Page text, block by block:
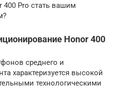
400 Pro стать вашим
Honor 400
среднего и
характеризуется высокой
технологическими